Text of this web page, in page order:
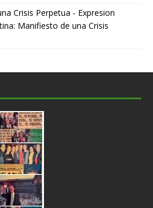
Crisis Perpetua - Expresion
Manifiesto de una Crisis